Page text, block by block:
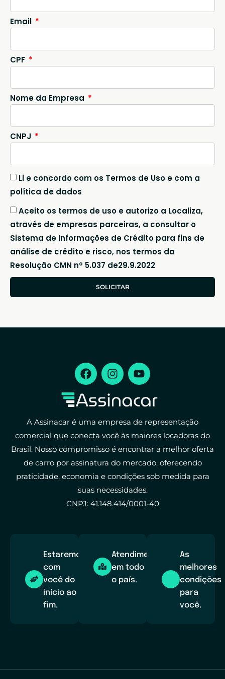
Email
CPF
Nome da Empresa
CNPJ
Li e concordo com os Termos de Uso e com a
política de dados
Aceito os termos de uso e autorizo a Localiza,
através de empresas parceiras, a consultar o
Sistema de Informações de Crédito para fins de
análise de crédito e risco, nos termos da
Resolução CMN nº 5.037 de29.9.2022
SOLICITAR
A Assinacar é uma empresa de representação
comercial que conecta você às maiores locadoras do
Brasil. Nosso compromisso é encontrar a melhor oferta
de carro por assinatura do mercado, oferecendo
praticidade, economia e condições sob medida para
suas necessidades.
CNPJ: 41.148.414/0001-40
Estaremos
com
você do
início ao
fim.
Atendimento
em todo
o país.
As
melhores
condições
para
você.